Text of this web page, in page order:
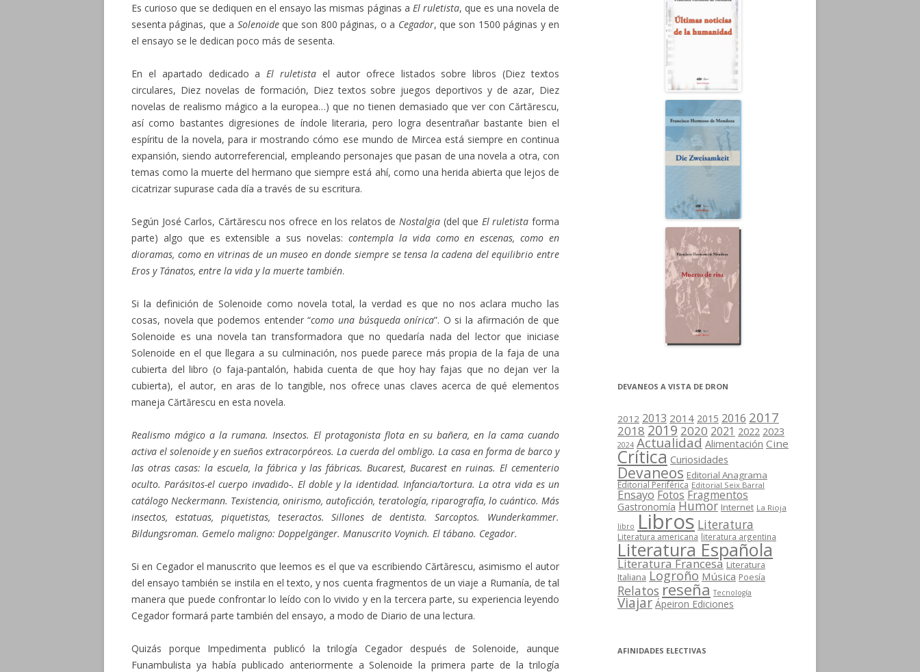
Es curioso que se dediquen en el ensayo las mismas páginas a El ruletista, que es una novela de
sesenta páginas, que a Solenoideque son 800 páginas, o a Cegador, que son 1500 páginas y en
el ensayo se le dedican poco más de sesenta.
En el apartado dedicado aEl ruletista el autor ofrece listados sobre libros (Diez textos
circulares, Diez novelas de formación, Diez textos sobre juegos deportivos y de azar, Diez
novelas de realismo mágico a la europea…) que no tienen demasiado que ver con Cărtărescu,
así como bastantes digresiones de índole literaria, pero logra desentrañar bastante bien el
espíritu de la novela, para ir mostrando cómo ese mundo de Mircea está siempre en continua
expansión, siendo autorreferencial, empleando personajes que pasan de una novela a otra, con
temas como la muerte del hermano que siempre está ahí, como una herida abierta que lejos de
cicatrizar supurase cada día a través de su escritura.
Según José Carlos, Cărtărescu nos ofrece en los relatos de Nostalgia (del que El ruletista forma
parte) algo que es extensible a sus novelas: contempla la vida como en escenas, como en
dioramas, como en vitrinas de un museo en donde siempre se tensa la cadena del equilibrio entre
Eros y Tánatos, entre la vida y la muerte también.
Si la definición de Solenoide como novela total, la verdad es que no nos aclara mucho las
cosas, novela que podemos entender “como una búsqueda onírica”. O si la afirmación de que
Solenoide es una novela tan transformadora que no quedaría nada del lector que iniciase
Solenoide en el que llegara a su culminación, nos puede parece más propia de la faja de una
cubierta del libro (o faja-pantalón, habida cuenta de que hoy hay fajas que no dejan ver la
cubierta), el autor, en aras de lo tangible, nos ofrece unas claves acerca de qué elementos
maneja Cărtărescu en esta novela.
Realismo mágico a la rumana. Insectos. El protagonista flota en su bañera, en la cama cuando
activa el solenoide y en sueños extracorpóreos. La cuerda del ombligo. La casa en forma de barco y
las otras casas: la escuela, la fábrica y las fábricas. Bucarest, Bucarest en ruinas. El cementerio
oculto. Parásitos-el cuerpo invadido-. El doble y la identidad. Infancia/tortura. La otra vida es un
catálogo Neckermann. Texistencia, onirismo, autoficción, teratología, riparografía, lo cuántico. Más
insectos, estatuas, piquetistas, teseractos. Sillones de dentista. Sarcoptos. Wunderkammer.
Bildungsroman. Gemelo maligno: Doppelgänger. Manuscrito Voynich. El tábano. Cegador.
Si en Cegador el manuscrito que leemos es el que va escribiendo Cărtărescu, asimismo el autor
del ensayo también se instila en el texto, y nos cuenta fragmentos de un viaje a Rumanía, de tal
manera que puede confrontar lo leído con lo vivido y en la tercera parte, su experiencia leyendo
Cegador formará parte también del ensayo, a modo de Diario de una lectura.
Quizás porque Impedimenta publicó la trilogía Cegador después de Solenoide, aunque
Funambulista ya había publicado anteriormente a Solenoide la primera parte de la trilogía
DEVANEOS A VISTA DE DRON
2012 2013 2014 2015 2016 2017
2018 2019 2020 2021 2022 2023
2024 Actualidad Alimentación Cine
Crítica Curiosidades
Devaneos Editorial Anagrama
Editorial Periférica Editorial Seix Barral
Ensayo Fotos Fragmentos
Gastronomía Humor Internet La Rioja
libro Libros Literatura
Literatura americana literatura argentina
Literatura Española
Literatura Francesa Literatura
Italiana Logroño Música Poesía
Relatos reseña Tecnología
Viajar Ápeiron Ediciones
AFINIDADES ELECTIVAS